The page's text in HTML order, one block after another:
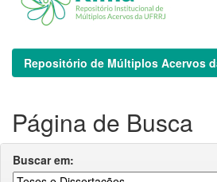
Repositório de Múltiplos Acervos
Página de Busca
Buscar em: